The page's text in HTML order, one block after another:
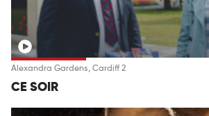
Alexandra Gardens, Cardiff 2
CE SOIR